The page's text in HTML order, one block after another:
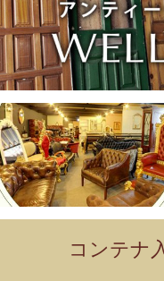
コンテナ